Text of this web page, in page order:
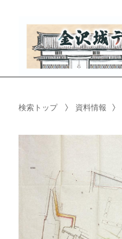
検索トップ 資料情報